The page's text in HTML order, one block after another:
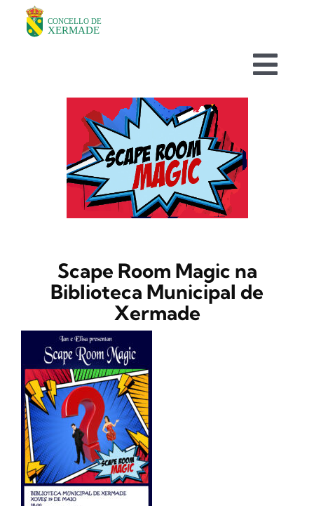
Skip
content
O CONCELLO
DEPARTAMENTOS
AVISOS HABITUAIS
CONTACTO
Scape Room Magic na
Biblioteca Municipal de
Xermade